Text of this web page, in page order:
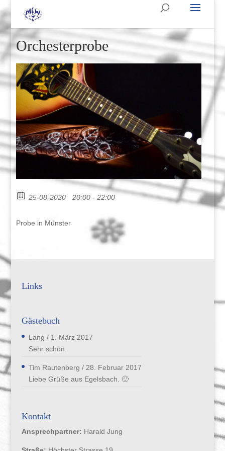
Orchesterprobe
25-08-2020 20:00 - 22:00
Probe in Münster
Links
Gästebuch
Lang / 1. März 2017
Sehr schön.
Tim Rautenberg / 28. Februar 2017
Liebe Grüße aus Egelsbach. 🙂
Kontakt
Ansprechpartner: Harald Jung